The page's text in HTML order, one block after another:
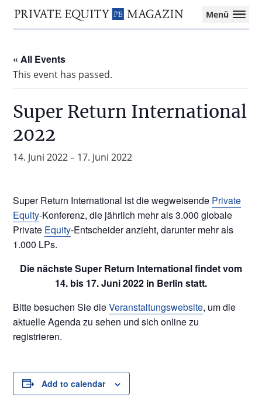
springen
springen
Private
Equity
Das
für
die
Private
Equity-
Branche
–
Investment
Funds
I
Tax
Menü
« All Events
This event has passed.
Super Return International
2022
14. Juni 2022– 17. Juni 2022
Super Return International ist die wegweisende Private
Equity-Konferenz, die jährlich mehr als 3.000 globale
Private Equity-Entscheider anzieht, darunter mehr als
1.000 LPs.
Die nächste Super Return International findet vom
14. bis 17. Juni 2022 in Berlin statt.
Bitte besuchen Sie dieVeranstaltungswebsite, um die
aktuelle Agenda zu sehen und sich online zu
registrieren.
Add to calendar